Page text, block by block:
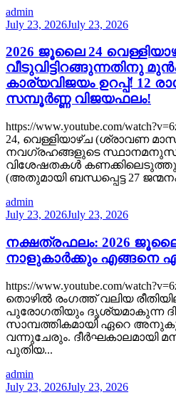
admin
July 23, 2026July 23, 2026
2026 ജൂലൈ 24
വീടുവിട്ടിറങ്ങുന്നതിനു
കാര്യവിജയം ഉറപ്പ്! 12
സമ്പൂർണ്ണ വിജയഫലം!
https://www.youtube.com/
24, വെള്ളിയാഴ്ച (ശ്രാവണ
നവഗ്രഹങ്ങളുടെ
വിശേഷതകൾ കണക്കിലെടുത്തും
(അതുമായി ബന്ധപ്പെട്ട 27
admin
July 23, 2026July 23, 2026
നക്ഷത്രഫലം: 2026
നാളുകാർക്കും എങ്ങനെ
https://www.youtube.com/
തൊഴിൽ രംഗത്ത് വലിയ
പുരോഗതിയും ദൃശ്യമാകുന്ന
സാമ്പത്തികമായി ഏറെ
വന്നുചേരും. ദീർഘകാലമായി
പുതിയ...
admin
July 23, 2026July 23, 2026